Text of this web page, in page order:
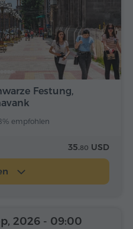
Festung,
empfohlen
35.80 USD
2026 - 09:00